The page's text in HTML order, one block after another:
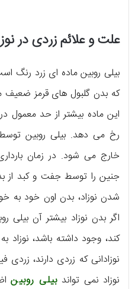
علت و علائم زردی در
بیلی روبین ماده ای زرد رنگ
که بدن گلبول های قرمز ضعیف
این ماده بیشتر از حد معمول
رخ می دهد. بیلی روبین
خارج می شود. در زمان
جنین را توسط جفت و کبد از
شدن نوزاد، بدن اون خود به
اگر بدن نوزاد بیشتر آن بیلی
کند، وجود داشته باشد، نوزاد
نوزادانی که زردی دارند،
نوزاد نمی تواندبیلی روبین